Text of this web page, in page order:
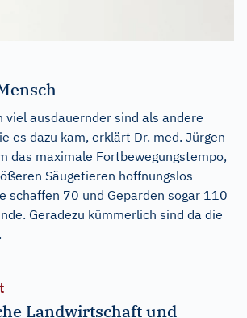
viel ausdauernder sind als andere
es dazu kam, erklärt Dr. med. Jürgen
das maximale Fortbewegungstempo,
Säugetieren hoffnungslos
schaffen 70 und Geparden sogar 110
Geradezu kümmerlich sind da die
Landwirtschaft und